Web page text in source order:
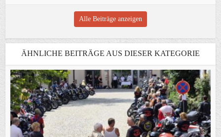
Alle Beiträge anzeigen
ÄHNLICHE BEITRÄGE AUS DIESER KATEGORIE